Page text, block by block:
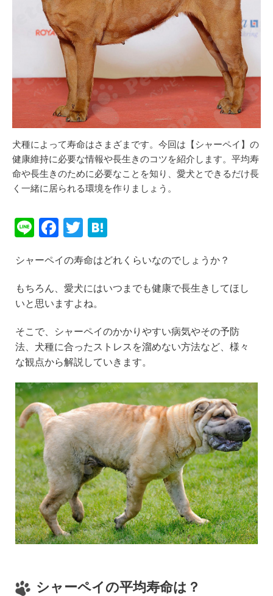
犬種によって寿命はさまざまです。今回は【シャーペイ】の
健康維持に必要な情報や長生きのコツを紹介します。平均寿
命や長生きのために必要なことを知り、愛犬とできるだけ長
く一緒に居られる環境を作りましょう。
Li
e
F
c
e
b
o
o
k
T
tt
er
e
n
シャーペイの寿命はどれくらいなのでしょうか？
もちろん、愛犬にはいつまでも健康で長生きしてほし
いと思いますよね。
そこで、シャーペイのかかりやすい病気やその予防
法、犬種に合ったストレスを溜めない方法など、様々
な観点から解説していきます。
シャーペイの平均寿命は？